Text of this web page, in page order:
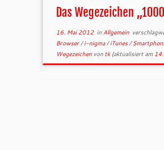
Das Wegezeichen
16. Mai 2012in Allgemein
Browser/i-nigma/iTunes/
Wegezeichen von tk(aktualisiert am